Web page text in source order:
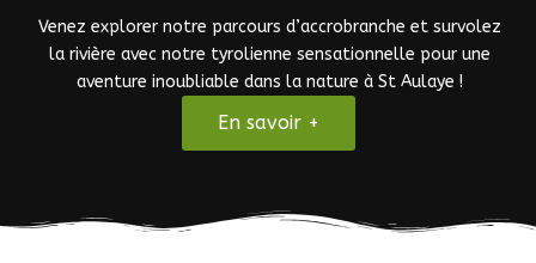
Venez explorer notre parcours d’accrobranche et survolez
la rivière avec notre tyrolienne sensationnelle pour une
aventure inoubliable dans la nature à St Aulaye !
En savoir +